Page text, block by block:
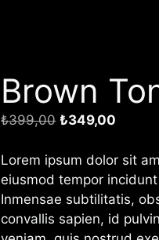
Brown
₺399,00 Orijinal
₺399,00.
₺349,00
fiyat:
Lorem ipsum dolor sit
eiusmod tempor
Inmensae subtilitatis,
convallis sapien, id